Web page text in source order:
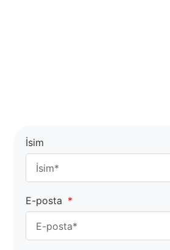
İsim
E-posta